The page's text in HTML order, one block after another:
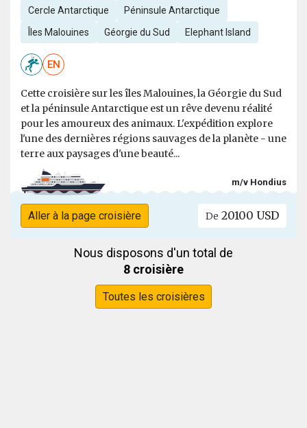
Cercle Antarctique Péninsule Antarctique
Îles Malouines Géorgie du Sud Elephant Island
EN
Cette croisière sur les îles Malouines, la Géorgie du Sud
et la péninsule Antarctique est un rêve devenu réalité
pour les amoureux des animaux. L'expédition explore
l'une des dernières régions sauvages de la planète - une
terre aux paysages d'une beauté...
m/v Hondius
Aller à la page croisière De 20100 USD
Nous disposons d'un total de
8 croisière
Toutes les croisières